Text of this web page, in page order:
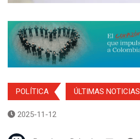
POLÍTICA ÚLTIMAS NOTICIAS
2025-11-12